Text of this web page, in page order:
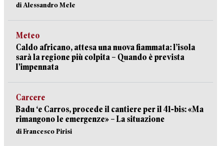
di Alessandro Mele
Meteo
Caldo africano, attesa una nuova fiammata: l’isola
sarà la regione più colpita – Quando è prevista
l’impennata
Carcere
Badu ‘e Carros, procede il cantiere per il 41-bis: «Ma
rimangono le emergenze» – La situazione
di Francesco Pirisi